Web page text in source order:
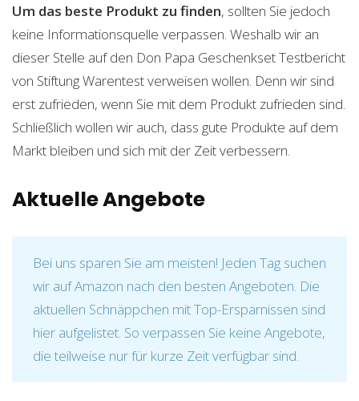
Um das beste Produkt zu finden, sollten Sie jedoch
keine Informationsquelle verpassen. Weshalb wir an
dieser Stelle auf den Don Papa Geschenkset Testbericht
von Stiftung Warentest verweisen wollen. Denn wir sind
erst zufrieden, wenn Sie mit dem Produkt zufrieden sind.
Schließlich wollen wir auch, dass gute Produkte auf dem
Markt bleiben und sich mit der Zeit verbessern.
Aktuelle Angebote
Bei uns sparen Sie am meisten! Jeden Tag suchen
wir auf Amazon nach den besten Angeboten. Die
aktuellen Schnäppchen mit Top-Ersparnissen sind
hier aufgelistet. So verpassen Sie keine Angebote,
die teilweise nur für kurze Zeit verfügbar sind.